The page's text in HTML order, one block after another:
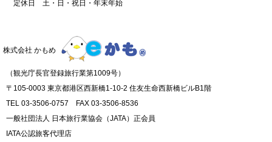
定休日 土・日・祝日・年末年始
株式会社 かもめ
（観光庁長官登録旅行業第1009号）
〒105-0003 東京都港区西新橋1-10-2 住友生命西新橋ビルB1階
TEL 03-3506-0757 FAX 03-3506-8536
一般社団法人 日本旅行業協会（JATA）正会員
IATA公認旅客代理店